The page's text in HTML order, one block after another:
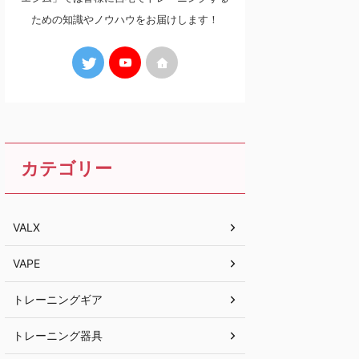
ための知識やノウハウをお届けします！
カテゴリー
VALX
VAPE
トレーニングギア
トレーニング器具